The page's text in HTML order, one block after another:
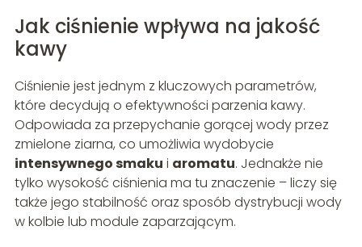
Jak ciśnienie wpływa na jakość
kawy
Ciśnienie jest jednym z kluczowych parametrów,
które decydują o efektywności parzenia kawy.
Odpowiada za przepychanie gorącej wody przez
zmielone ziarna, co umożliwia wydobycie
intensywnego smaku i aromatu. Jednakże nie
tylko wysokość ciśnienia ma tu znaczenie – liczy się
także jego stabilność oraz sposób dystrybucji wody
w kolbie lub module zaparzającym.